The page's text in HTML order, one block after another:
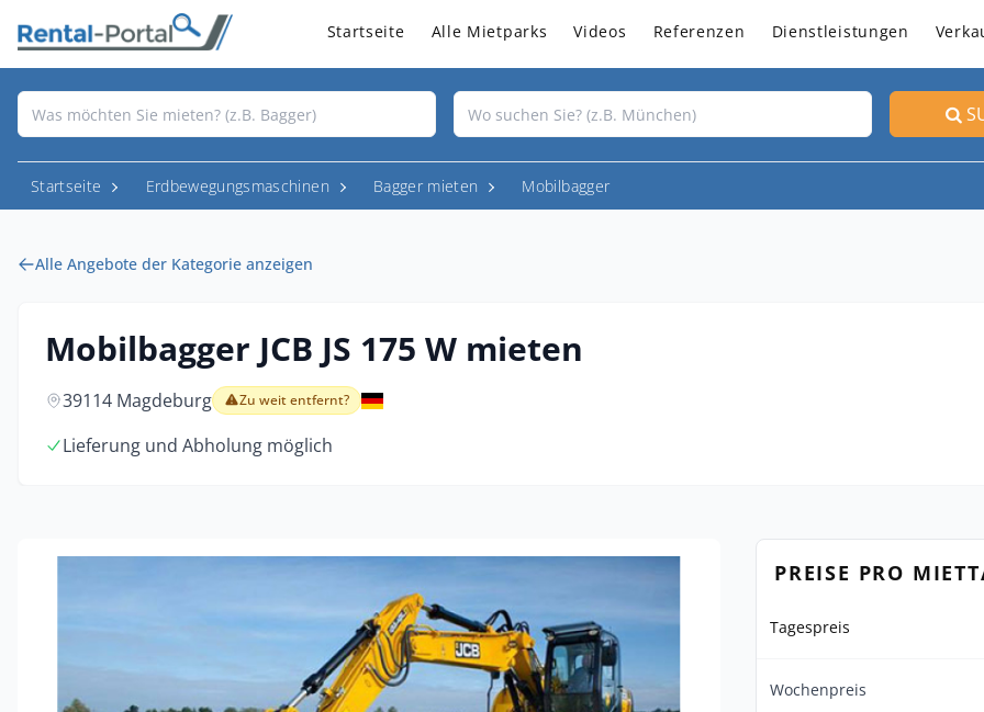
Startseite Alle Mietparks Videos Referenzen Dienstleistungen
Startseite Erdbewegungsmaschinen Bagger mieten Mobilbagger
Alle Angebote der Kategorie anzeigen
Mobilbagger JCB JS 175 W mieten
39114 Magdeburg Zu weit entfernt?
Lieferung und Abholung möglich
PREISE PRO
Tagespreis
Wochenpreis